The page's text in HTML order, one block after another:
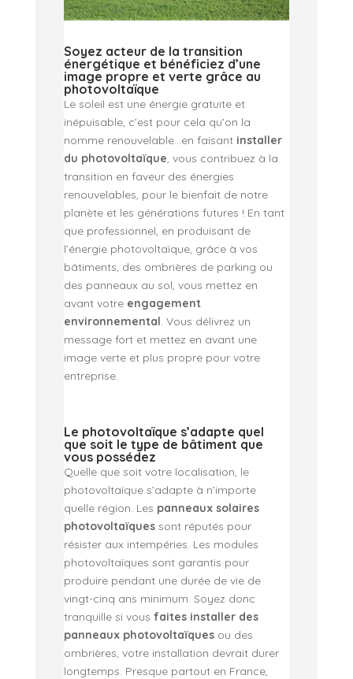
Soyez acteur de la transition
énergétique et bénéficiez d’une
image propre et verte grâce au
photovoltaïque
Le soleil est une énergie gratuite et
inépuisable, c’est pour cela qu’on la
nomme renouvelable…en faisant installer
du photovoltaïque, vous contribuez à la
transition en faveur des énergies
renouvelables, pour le bienfait de notre
planète et les générations futures ! En tant
que professionnel, en produisant de
l’énergie photovoltaïque, grâce à vos
bâtiments, des ombrières de parking ou
des panneaux au sol, vous mettez en
avant votre engagement
environnemental. Vous délivrez un
message fort et mettez en avant une
image verte et plus propre pour votre
entreprise.
Le photovoltaïque s’adapte quel
que soit le type de bâtiment que
vous possédez
Quelle que soit votre localisation, le
photovoltaïque s’adapte à n’importe
quelle région. Les panneaux solaires
photovoltaïquessont réputés pour
résister aux intempéries. Les modules
photovoltaïques sont garantis pour
produire pendant une durée de vie de
vingt-cinq ans minimum. Soyez donc
tranquille si vous faites installer des
panneaux photovoltaïques ou des
ombrières, votre installation devrait durer
longtemps. Presque partout en France,